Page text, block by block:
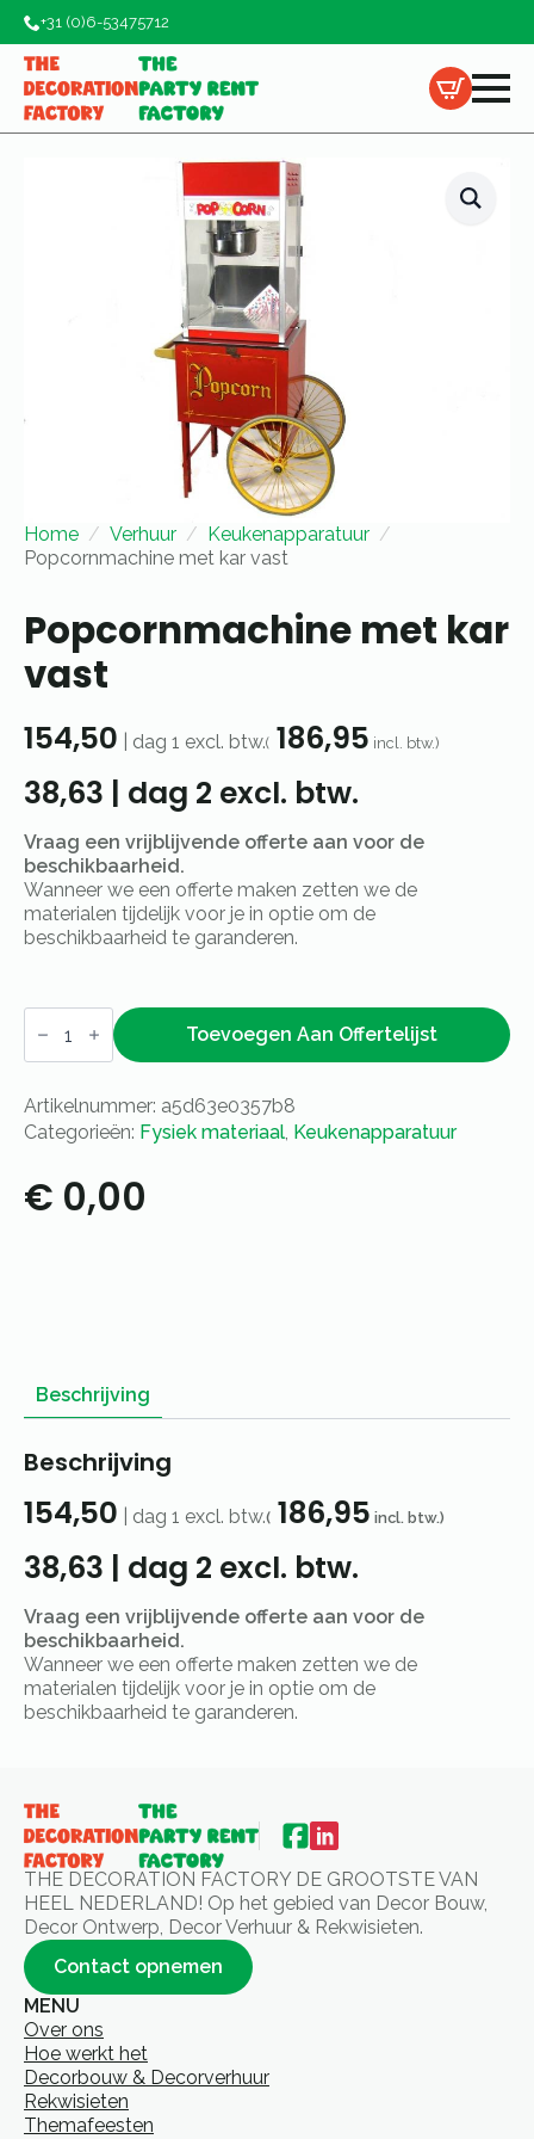
+31 (0)6-53475712
Home Verhuur
Keukenapparatuur
Popcornmachine met kar vast
Popcornmachine met kar
vast
154,50 dag 1 excl. btw.( 186,95 incl. btw.)
38,63 | dag 2 excl. btw.
Vraag een vrijblijvende offerte aan voor de
beschikbaarheid.
Wanneer we een offerte maken zetten we de
materialen tijdelijk voor je in optie om de
beschikbaarheid te garanderen.
Popcornmachine
met
Toevoegen Aan Offertelijst
Artikelnummer: a5d63e0357b8
Categorieën: Fysiek materiaal Keukenapparatuur
€ 0,00
Beschrijving
Beschrijving
154,50 dag 1 excl. btw.( 186,95 incl. btw.)
38,63 | dag 2 excl. btw.
Vraag een vrijblijvende offerte aan voor de
beschikbaarheid.
Wanneer we een offerte maken zetten we de
materialen tijdelijk voor je in optie om de
beschikbaarheid te garanderen.
THE DECORATION FACTORY DE GROOTSTE VAN
HEEL NEDERLAND! Op het gebied van Decor Bouw,
Decor Ontwerp, Decor Verhuur & Rekwisieten.
Contact opnemen
MENU
Over ons
Hoe werkt het
Decorbouw & Decorverhuur
Rekwisieten
Themafeesten